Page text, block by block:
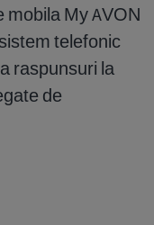
My AVON
telefonic
raspunsuri la
de